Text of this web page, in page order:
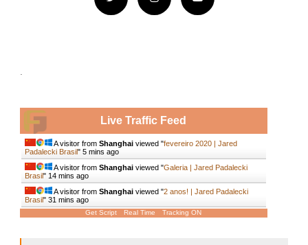
.
Live Traffic Feed
A visitor from Shanghaiviewed "fevereiro 2020 | Jared
Padalecki Brasil" 5 mins ago
A visitor from Shanghaiviewed "Galeria | Jared Padalecki
Brasil" 14 mins ago
A visitor from Shanghaiviewed "2 anos! | Jared Padalecki
Brasil" 31 mins ago
Get Script Real Time Tracking ON